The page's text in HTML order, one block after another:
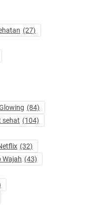
(27)
(84)
sehat (104)
(32)
Wajah (43)